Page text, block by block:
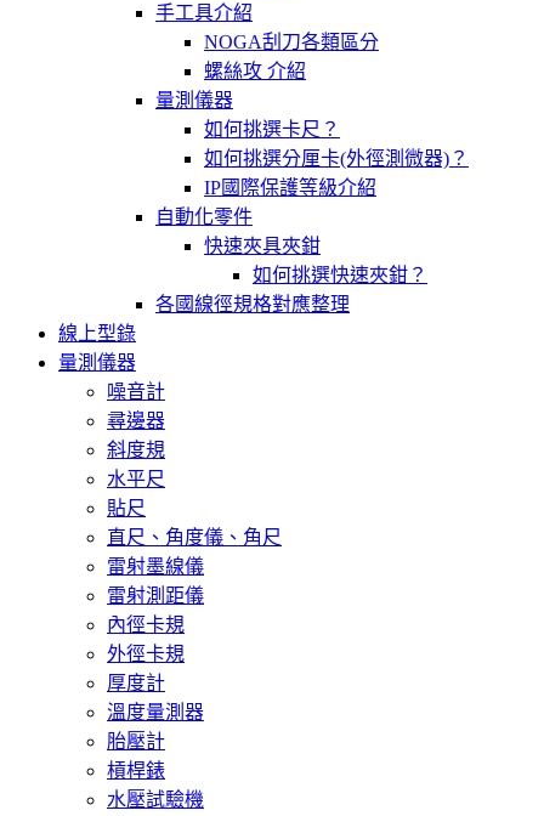
手工具介紹
NOGA刮刀各類區分
螺絲攻 介紹
量測儀器
如何挑選卡尺？
如何挑選分厘卡(外徑測微器)？
IP國際保護等級介紹
自動化零件
快速夾具夾鉗
如何挑選快速夾鉗？
各國線徑規格對應整理
線上型錄
量測儀器
噪音計
尋邊器
斜度規
水平尺
貼尺
直尺、角度儀、角尺
雷射墨線儀
雷射測距儀
內徑卡規
外徑卡規
厚度計
溫度量測器
胎壓計
槓桿錶
水壓試驗機